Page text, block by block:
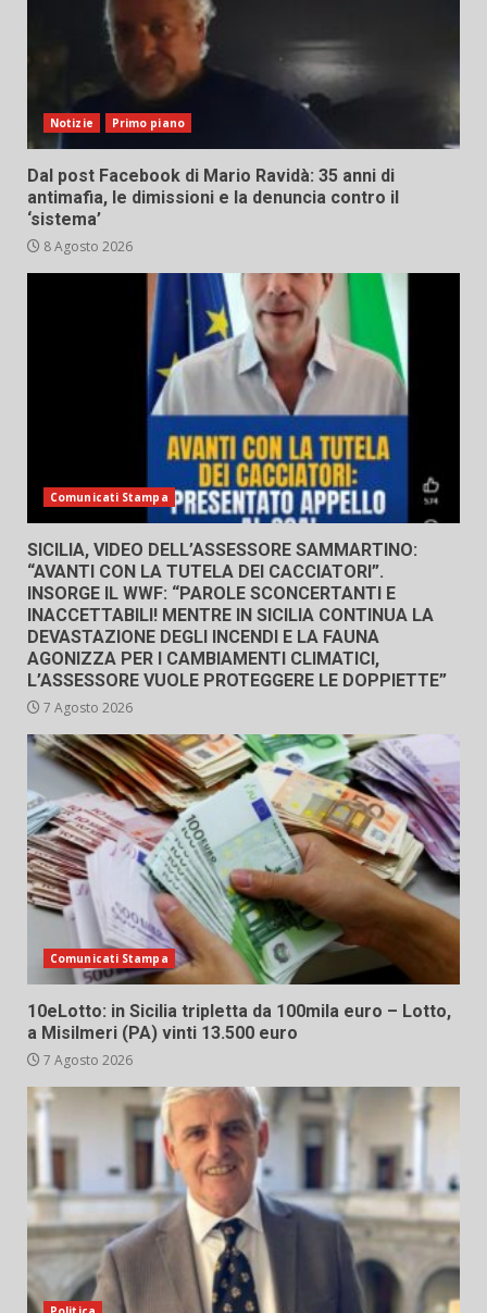
Notizie Primo piano
Dal post Facebook di Mario Ravidà: 35 anni di
antimafia, le dimissioni e la denuncia contro il
‘sistema’
8 Agosto 2026
Comunicati Stampa
SICILIA, VIDEO DELL’ASSESSORE SAMMARTINO:
“AVANTI CON LA TUTELA DEI CACCIATORI”.
INSORGE IL WWF: “PAROLE SCONCERTANTI E
INACCETTABILI! MENTRE IN SICILIA CONTINUA LA
DEVASTAZIONE DEGLI INCENDI E LA FAUNA
AGONIZZA PER I CAMBIAMENTI CLIMATICI,
L’ASSESSORE VUOLE PROTEGGERE LE DOPPIETTE”
7 Agosto 2026
Comunicati Stampa
10eLotto: in Sicilia tripletta da 100mila euro – Lotto,
a Misilmeri (PA) vinti 13.500 euro
7 Agosto 2026